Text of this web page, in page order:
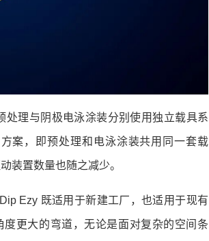
理与阴极电泳涂装分别使用独立载具系
案，即预处理和电泳涂装共用同一套载
装置数量也随之减少。
Ezy 既适用于新建工厂，也适用于现有
更大的弯道，无论是面对复杂的空间条